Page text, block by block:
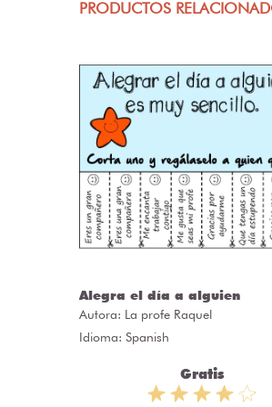
PRODUCTOS
Alegra el día a alguien
Autora: La profe Raquel
Idioma: Spanish
Gratis